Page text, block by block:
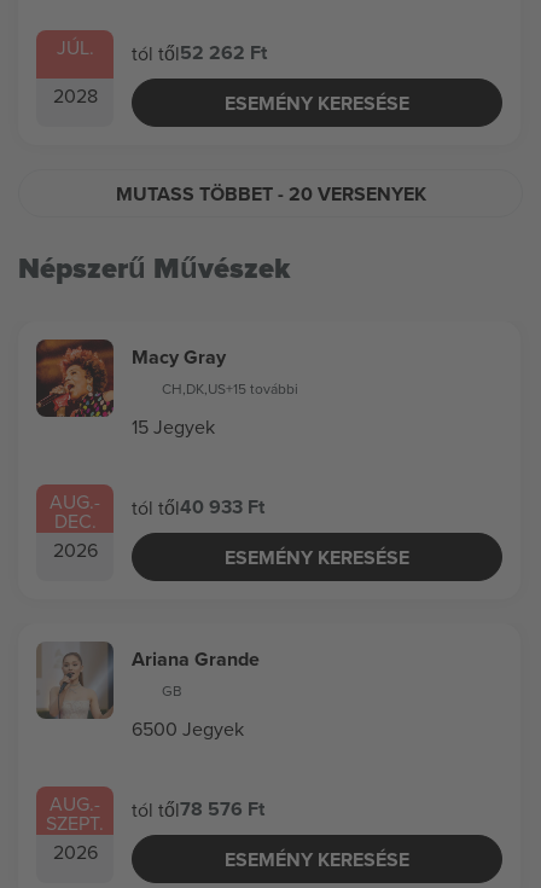
JÚL.
2028
tól től52 262 Ft
ESEMÉNY KERESÉSE
MUTASS TÖBBET- 20 VERSENYEK
Népszerű Művészek
AUG.-
DEC.
2026
Macy Gray
CH,DK,US+15 további
15 Jegyek
tól től40 933 Ft
ESEMÉNY KERESÉSE
AUG.-
SZEPT.
2026
Ariana Grande
GB
6500 Jegyek
tól től78 576 Ft
ESEMÉNY KERESÉSE